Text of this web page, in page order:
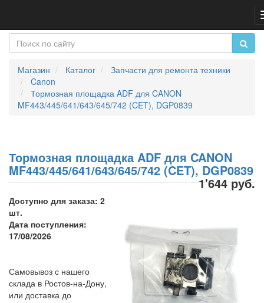
Магазин Каталог
Запчасти для ремонта техники
Canon
Тормозная площадка ADF для CANON
MF443/445/641/643/645/742 (CET), DGP0839
Тормозная площадка ADF для CANON
MF443/445/641/643/645/742 (CET), DGP0839
1'644 руб.
Доступно для заказа: 2
шт.
Дата поступления:
17/08/2026
Самовывоз с нашего
склада в Ростов-на-Дону,
или доставка до